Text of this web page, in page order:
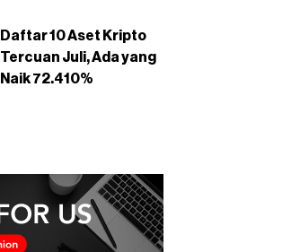
Daftar 10 Aset Kripto
Tercuan Juli, Ada yang
Naik 72.410%